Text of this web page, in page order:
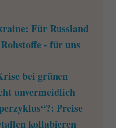
Für Russland
- für uns
bei grünen
unvermeidlich
Preise
kollabieren